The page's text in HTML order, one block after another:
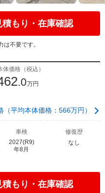
積もり・在庫確認
不要です。
体価格（税込）
.0万円
（平均本体価格：566万円）
車検
2027(R9)
年8月
修復歴
なし
積もり・在庫確認